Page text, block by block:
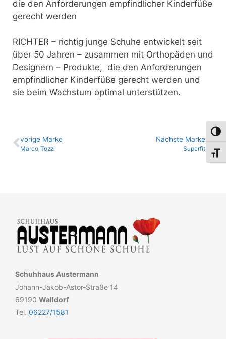
die den Anforderungen empfindlicher Kinderfüße
gerecht werden
RICHTER – richtig junge Schuhe entwickelt seit
über 50 Jahren – zusammen mit Orthopäden und
Designern – Produkte, die den Anforderungen
empfindlicher Kinderfüße gerecht werden und
sie beim Wachstum optimal unterstützen.
vo­ri­ge Marke
Marco_Tozzi
Nächste Marke
Superfit
Schuhhaus Austermann
Johann-Jakob-Astor-Straße 14
69190 Walldorf
Tel. 06227/1581